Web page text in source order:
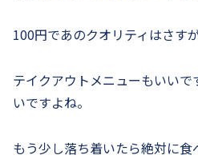
100円であのクオリティはさす
テイクアウトメニューもいい
いですよね。
もう少し落ち着いたら絶対に食